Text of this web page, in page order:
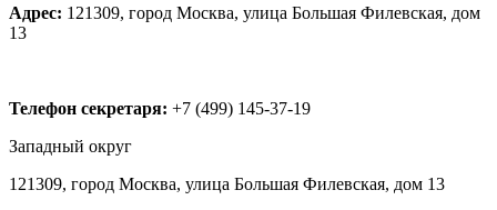
Адрес: 121309, город Москва, улица Большая Филевская, дом
13
Телефон секретаря: +7 (499) 145-37-19
Западный округ
121309, город Москва, улица Большая Филевская, дом 13